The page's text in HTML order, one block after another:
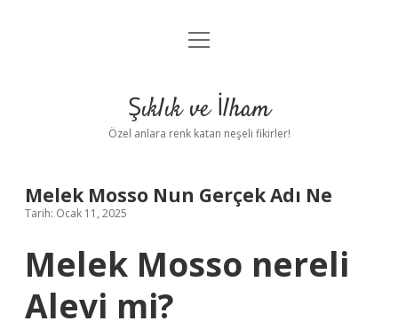
Anasayfa
Yasal Uyarı
menüyü
Şıklık ve İlham
Özel anlara renk katan neşeli fikirler!
Melek Mosso Nun Gerçek Adı Ne
Tarih: Ocak 11, 2025
Melek Mosso nereli
Alevi mi?